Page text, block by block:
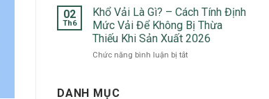
Nổi
Bật
Trong
Thời
Trang
8
Cách
Phân
biệt
các
02
Th6
Khổ Vải Là Gì? – Cách Tính Định
Mức Vải Để Không Bị Thừa
Thiếu Khi Sản Xuất 2026
Chức năng bình luận bị tắtở
DANH MỤC